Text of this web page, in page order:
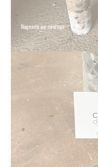
Diagnostic par carottage